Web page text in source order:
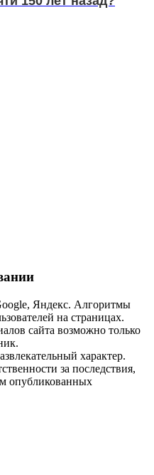
Яндекс. Алгоритмы
на страницах.
сайта возможно только
характер.
за последствия,
опубликованных